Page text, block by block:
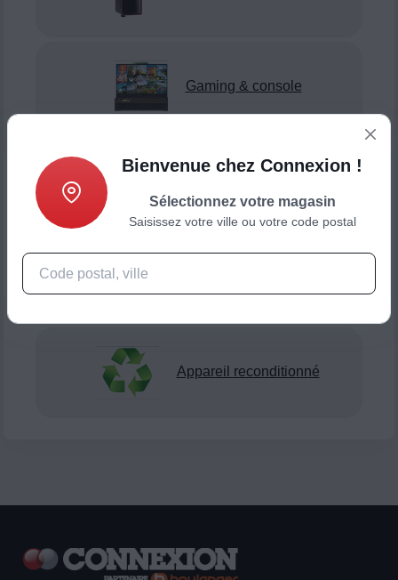
Gaming & console
Appareil reconditionné
Bienvenue chez Connexion !
Sélectionnez votre magasin
Saisissez votre ville ou votre code postal